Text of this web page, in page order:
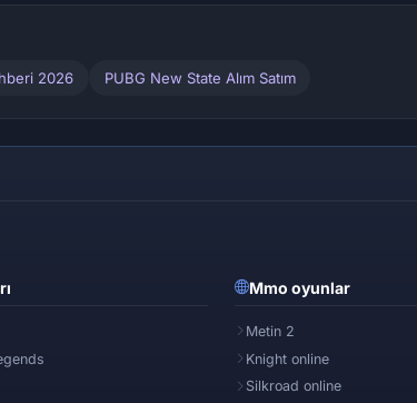
2026 PUBG New State Alım Satım
Mmo oyunlar
Metin 2
Knight online
Silkroad online